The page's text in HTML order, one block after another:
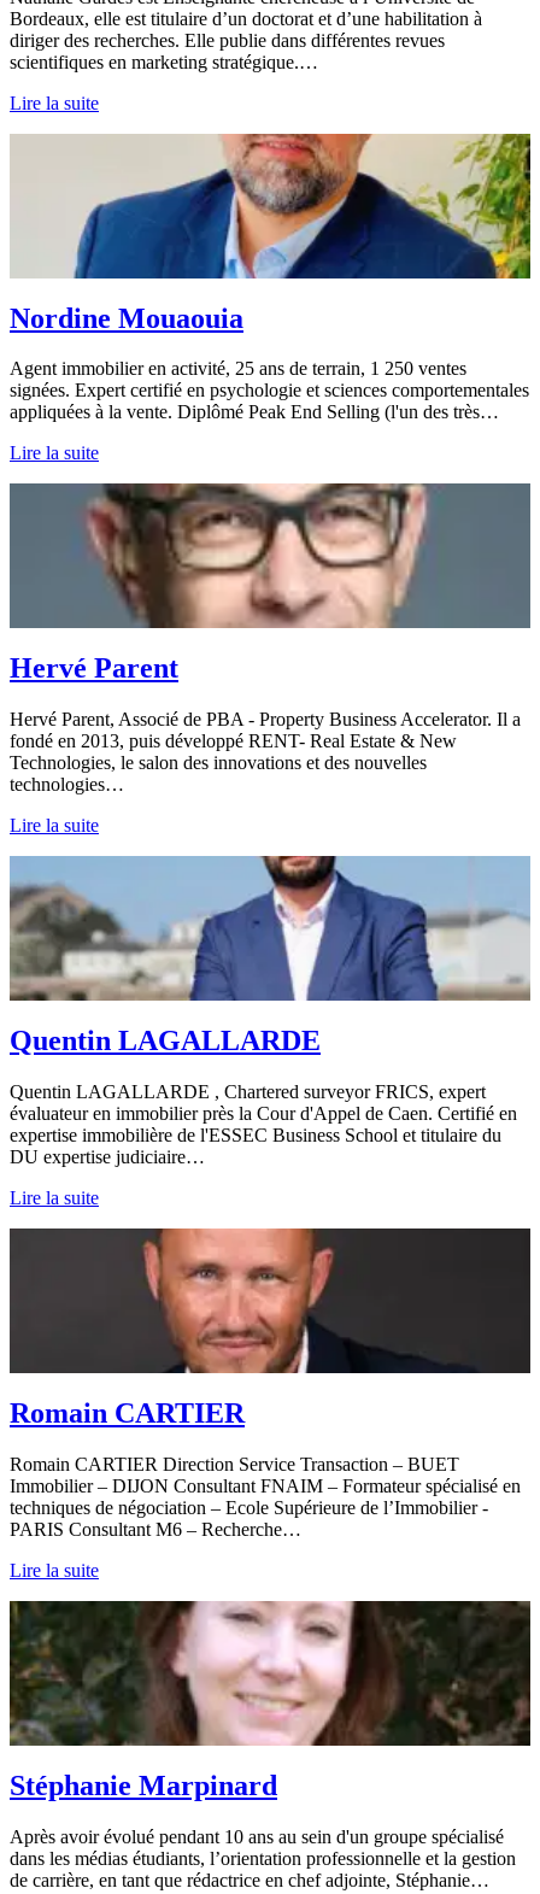
Bordeaux, elle est titulaire d’un doctorat et d’une habilitation à
diriger des recherches. Elle publie dans différentes revues
scientifiques en marketing stratégique.…
Lire la suite
Nordine Mouaouia
Agent immobilier en activité, 25 ans de terrain, 1 250 ventes
signées. Expert certifié en psychologie et sciences comportementales
appliquées à la vente. Diplômé Peak End Selling (l'un des très…
Lire la suite
Hervé Parent
Hervé Parent, Associé de PBA - Property Business Accelerator. Il a
fondé en 2013, puis développé RENT- Real Estate & New
Technologies, le salon des innovations et des nouvelles
technologies…
Lire la suite
Quentin LAGALLARDE
Quentin LAGALLARDE , Chartered surveyor FRICS, expert
évaluateur en immobilier près la Cour d'Appel de Caen. Certifié en
expertise immobilière de l'ESSEC Business School et titulaire du
DU expertise judiciaire…
Lire la suite
Romain CARTIER
Romain CARTIER Direction Service Transaction – BUET
Immobilier – DIJON Consultant FNAIM – Formateur spécialisé en
techniques de négociation – Ecole Supérieure de l’Immobilier -
PARIS Consultant M6 – Recherche…
Lire la suite
Stéphanie Marpinard
Après avoir évolué pendant 10 ans au sein d'un groupe spécialisé
dans les médias étudiants, l’orientation professionnelle et la gestion
de carrière, en tant que rédactrice en chef adjointe, Stéphanie…